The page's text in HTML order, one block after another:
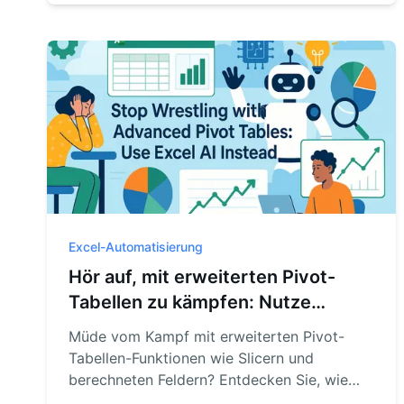
kann – einfach durch Fragen in einfachem
manueller Einrichtung und begrüßen Sie
sofortige Erkenntnisse.
Excel-Automatisierung
Hör auf, mit erweiterten Pivot-
Tabellen zu kämpfen: Nutze
stattdessen Excel KI
Müde vom Kampf mit erweiterten Pivot-
Tabellen-Funktionen wie Slicern und
berechneten Feldern? Entdecken Sie, wie